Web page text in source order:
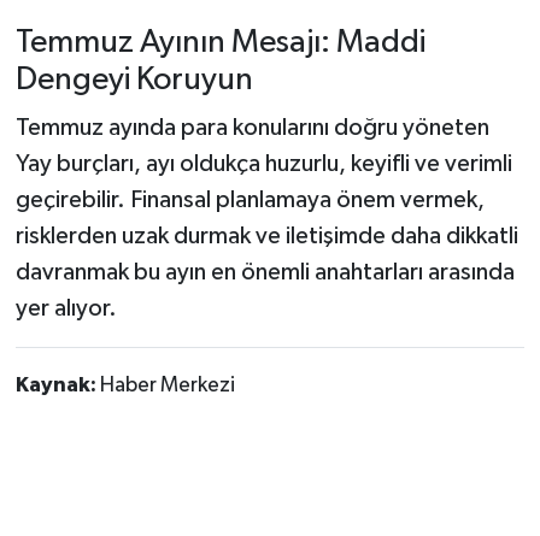
Temmuz Ayının Mesajı: Maddi
Dengeyi Koruyun
Temmuz ayında para konularını doğru yöneten
Yay burçları, ayı oldukça huzurlu, keyifli ve verimli
geçirebilir. Finansal planlamaya önem vermek,
risklerden uzak durmak ve iletişimde daha dikkatli
davranmak bu ayın en önemli anahtarları arasında
yer alıyor.
Kaynak: Haber Merkezi